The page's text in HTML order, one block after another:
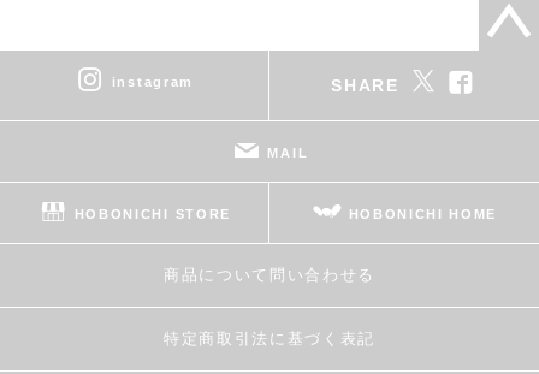
instagram SHARE
MAIL
HOBONICHI STORE HOBONICHI HOME
商品について問い合わせる
特定商取引法に基づく表記